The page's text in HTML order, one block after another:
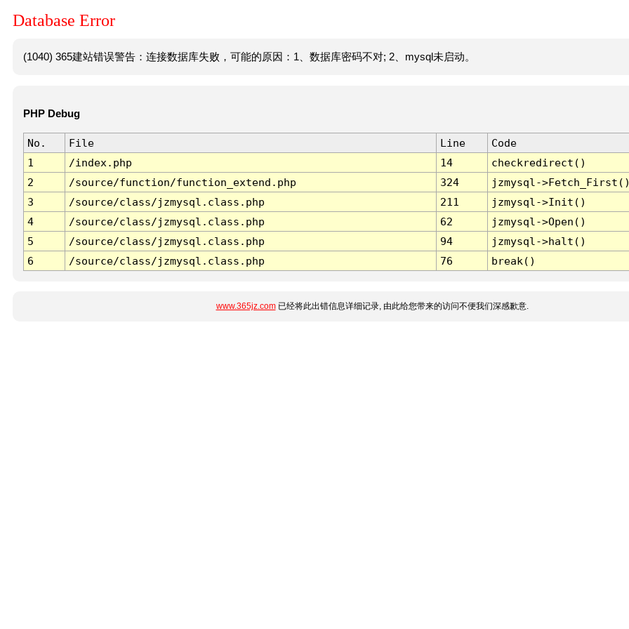
Database Error
(1040) 365建站错误警告：连接数据库失败，可能的原因：1、数据库密码不对; 2、mysql未启动。
PHP Debug
No. File Line
Code
1
/index.php 14
checkredirect()
2
/source/function/function_extend.php 324
jzmysql-
3
/source/class/jzmysql.class.php 211
jzmysql->Init()
4
/source/class/jzmysql.class.php 62
jzmysql->Open()
5
/source/class/jzmysql.class.php 94
jzmysql->halt()
6
/source/class/jzmysql.class.php 76 break()
www.365jz.com已经将此出错信息详细记录, 由此给您带来的访问不便我们深感歉意.